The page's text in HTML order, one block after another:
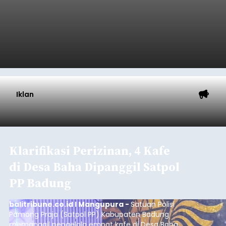
Iklan
Klarifikasi Perizinan, 4 Kafe
di Desa Baha Dipanggil Satpol
PP Badung
balitribune.co.id I Mangupura - Satuan Polisi
Pamong Praja (Satpol PP) Kabupaten Badung